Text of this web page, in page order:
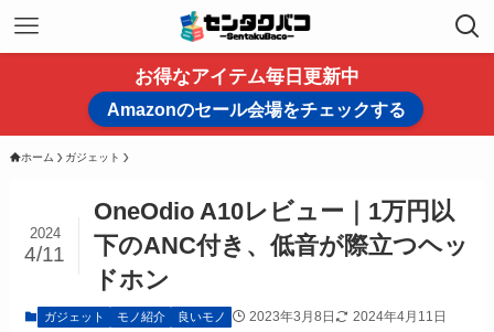
お得なアイテム毎日更新中
Amazonのセール会場をチェックする
ホーム ガジェット
OneOdio A10レビュー｜1万円以
下のANC付き、低音が際立つヘッ
ドホン
2024
4/11
ガジェット モノ紹介 良いモノ 2023年3月8日 2024年4月11日